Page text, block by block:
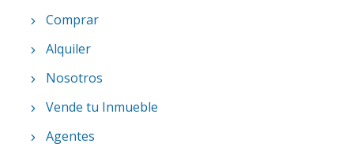
Comprar
Alquiler
Nosotros
Vende tu Inmueble
Agentes